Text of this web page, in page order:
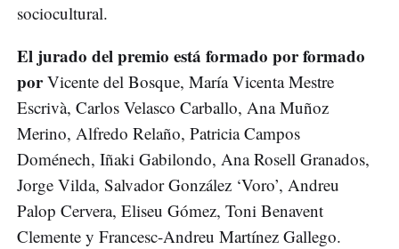
sociocultural.
El jurado del premio está formado por formado
porVicente del Bosque, María Vicenta Mestre
Escrivà, Carlos Velasco Carballo, Ana Muñoz
Merino, Alfredo Relaño, Patricia Campos
Doménech, Iñaki Gabilondo, Ana Rosell Granados,
Jorge Vilda, Salvador González ‘Voro’, Andreu
Palop Cervera, Eliseu Gómez, Toni Benavent
Clemente y Francesc-Andreu Martínez Gallego.